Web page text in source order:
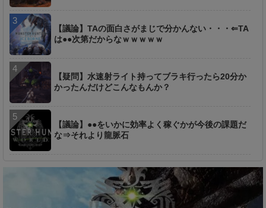
【議論】TAの面白さがまじで分かんない・・・⇐TA
は●●次第だからなｗｗｗｗｗ
【疑問】水速射ライト持ってブラキ行ったら20分か
かったんだけどこんなもんか？
【議論】●●をいかに効率よく稼ぐかが今後の課題だ
な⇒それより龍脈石